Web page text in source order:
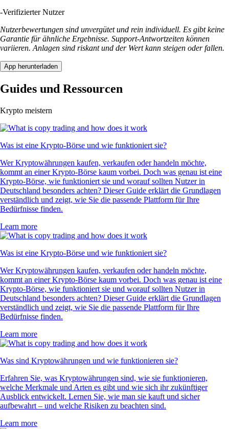
-Verifizierter Nutzer
Nutzerbewertungen sind unvergütet und rein individuell. Es gibt keine
Garantie für ähnliche Ergebnisse. Support-Antwortzeiten können
variieren. Anlagen sind riskant und der Wert kann steigen oder fallen.
App herunterladen
Guides und Ressourcen
Krypto meistern
Was ist eine Krypto-Börse und wie funktioniert sie?
Wer Kryptowährungen kaufen, verkaufen oder handeln möchte,
kommt an einer Krypto-Börse kaum vorbei. Doch was genau ist eine
Krypto-Börse, wie funktioniert sie und worauf sollten Nutzer in
Deutschland besonders achten? Dieser Guide erklärt die Grundlagen
verständlich und zeigt, wie Sie die passende Plattform für Ihre
Bedürfnisse finden.
Learn more
Was ist eine Krypto-Börse und wie funktioniert sie?
Wer Kryptowährungen kaufen, verkaufen oder handeln möchte,
kommt an einer Krypto-Börse kaum vorbei. Doch was genau ist eine
Krypto-Börse, wie funktioniert sie und worauf sollten Nutzer in
Deutschland besonders achten? Dieser Guide erklärt die Grundlagen
verständlich und zeigt, wie Sie die passende Plattform für Ihre
Bedürfnisse finden.
Learn more
Was sind Kryptowährungen und wie funktionieren sie?
Erfahren Sie, was Kryptowährungen sind, wie sie funktionieren,
welche Merkmale und Arten es gibt und wie sich ihr zukünftiger
Ausblick entwickelt. Lernen Sie, wie man sie kauft und sicher
aufbewahrt – und welche Risiken zu beachten sind.
Learn more